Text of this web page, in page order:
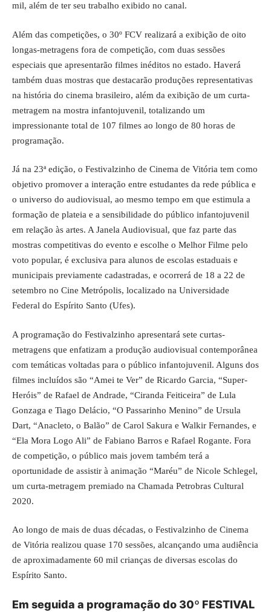
mil, além de ter seu trabalho exibido no canal.
Além das competições, o 30º FCV realizará a exibição de oito
longas-metragens fora de competição, com duas sessões
especiais que apresentarão filmes inéditos no estado. Haverá
também duas mostras que destacarão produções representativas
na história do cinema brasileiro, além da exibição de um curta-
metragem na mostra infantojuvenil, totalizando um
impressionante total de 107 filmes ao longo de 80 horas de
programação.
Já na 23ª edição, o Festivalzinho de Cinema de Vitória tem como
objetivo promover a interação entre estudantes da rede pública e
o universo do audiovisual, ao mesmo tempo em que estimula a
formação de plateia e a sensibilidade do público infantojuvenil
em relação às artes. A Janela Audiovisual, que faz parte das
mostras competitivas do evento e escolhe o Melhor Filme pelo
voto popular, é exclusiva para alunos de escolas estaduais e
municipais previamente cadastradas, e ocorrerá de 18 a 22 de
setembro no Cine Metrópolis, localizado na Universidade
Federal do Espírito Santo (Ufes).
A programação do Festivalzinho apresentará sete curtas-
metragens que enfatizam a produção audiovisual contemporânea
com temáticas voltadas para o público infantojuvenil. Alguns dos
filmes incluídos são “Amei te Ver” de Ricardo Garcia, “Super-
Heróis” de Rafael de Andrade, “Ciranda Feiticeira” de Lula
Gonzaga e Tiago Delácio, “O Passarinho Menino” de Ursula
Dart, “Anacleto, o Balão” de Carol Sakura e Walkir Fernandes, e
“Ela Mora Logo Ali” de Fabiano Barros e Rafael Rogante. Fora
de competição, o público mais jovem também terá a
oportunidade de assistir à animação “Maréu” de Nicole Schlegel,
um curta-metragem premiado na Chamada Petrobras Cultural
2020.
Ao longo de mais de duas décadas, o Festivalzinho de Cinema
de Vitória realizou quase 170 sessões, alcançando uma audiência
de aproximadamente 60 mil crianças de diversas escolas do
Espírito Santo.
Em seguida a programação do 30º FESTIVAL